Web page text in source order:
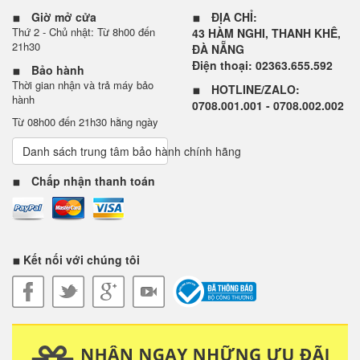
Những chiếc Lumia giá rẻ ra mắt trước đây thường đem lại trải nghiệm
khiến màu sắc trở nên nhợt nhạt khi nhìn nghiêng.
và tiếp tục phát huy trên cả Lumia. Màn hình 4 inch của máy được giữ
ở độ phân giải WVGA (800 x 480 pixel) và do đó không thực sự sắc nét
khi so với tiêu chuẩn 720p vốn đã trở nên phổ biến ngay trên cả phân
khúc giá rẻ. Tuy vậy, các yếu tố như góc nhìn hay khả năng tái tạo
Camera
Giờ mở cửa
Thứ 2 - Chủ nhật: Từ 8h00 đến
21h30
Bảo hành
Thời gian nhận và trả máy bảo
hành
Từ 08h00 đến 21h30 hằng ngày
Danh sách trung tâm bảo hành chính hãng
Chấp nhận thanh toán
ĐỊA CHỈ:
43 HÀM NGHI, THANH KHÊ,
ĐÀ NẴNG
Điện thoại: 02363.655.592
HOTLINE/ZALO:
0708.001.001 - 0708.002.002
Kết nối với chúng tôi